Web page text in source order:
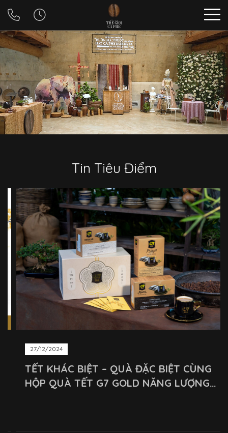
Tin Tiêu Điểm
27/12/2024
TẾT KHÁC BIỆT – QUÀ ĐẶC BIỆT CÙNG
HỘP QUÀ TẾT G7 GOLD NĂNG LƯỢNG